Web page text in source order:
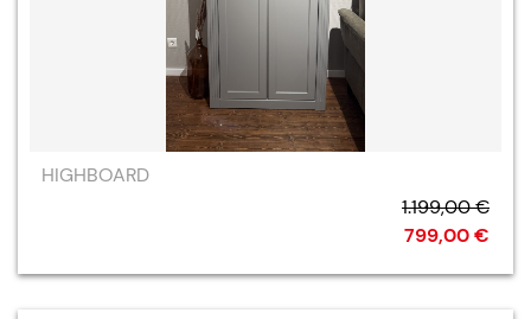
HIGHBOARD
1.199,00 €
799,00 €